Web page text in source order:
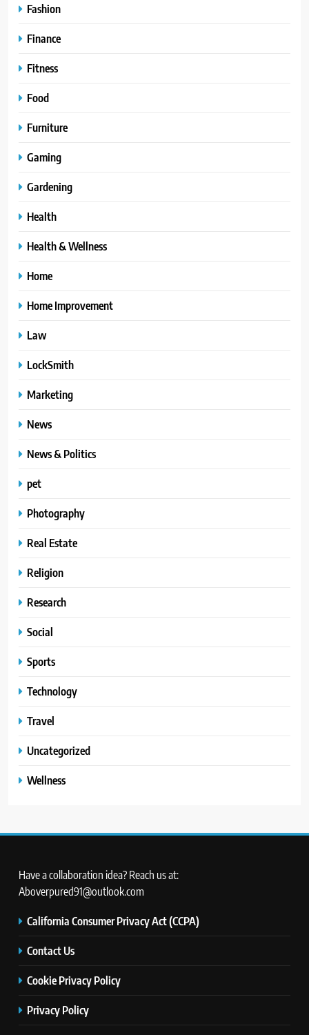
Fashion
Finance
Fitness
Food
Furniture
Gaming
Gardening
Health
Health & Wellness
Home
Home Improvement
Law
LockSmith
Marketing
News
News & Politics
pet
Photography
Real Estate
Religion
Research
Social
Sports
Technology
Travel
Uncategorized
Wellness
Have a collaboration idea? Reach us at:
Aboverpured91@outlook.com
California Consumer Privacy Act (CCPA)
Contact Us
Cookie Privacy Policy
Privacy Policy